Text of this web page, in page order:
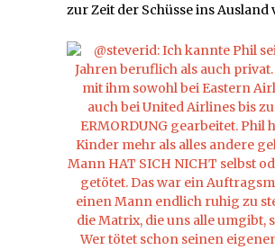
zur Zeit der Schüsse ins Ausland